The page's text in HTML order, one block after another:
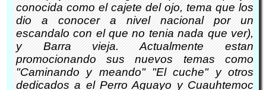
conocida como el cajete del ojo, tema que los
dio a conocer a nivel nacional por un
escandalo con el que no tenia nada que ver),
y Barra vieja. Actualmente estan
promocionando sus nuevos temas como
"Caminando y meando" "El cuche" y otros
dedicados a el Perro Aguayo y Cuauhtemoc